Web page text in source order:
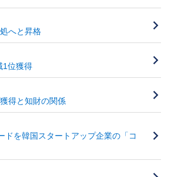
へと昇格
1位獲得
得と知財の関係
ドを韓国スタートアップ企業の「コ